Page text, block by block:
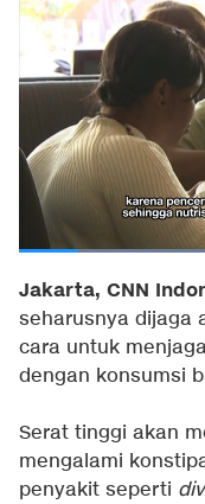
Jakarta, CNN
seharusnya dijaga
cara untuk
dengan konsumsi
Serat tinggi akan
mengalami
penyakit seperti